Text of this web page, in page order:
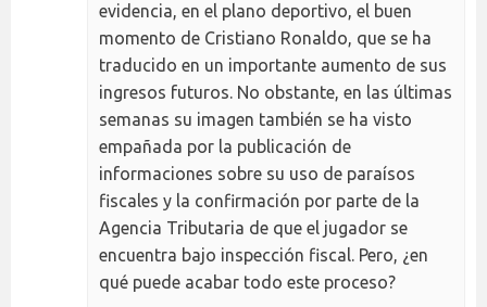
evidencia, en el plano deportivo, el buen
momento de Cristiano Ronaldo, que se ha
traducido en un importante aumento de sus
ingresos futuros. No obstante, en las últimas
semanas su imagen también se ha visto
empañada por la publicación de
informaciones sobre su uso de paraísos
fiscales y la confirmación por parte de la
Agencia Tributaria de que el jugador se
encuentra bajo inspección fiscal. Pero, ¿en
qué puede acabar todo este proceso?